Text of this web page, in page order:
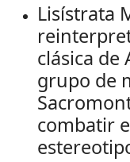
Lisístrata
clásica de
grupo de
combatir